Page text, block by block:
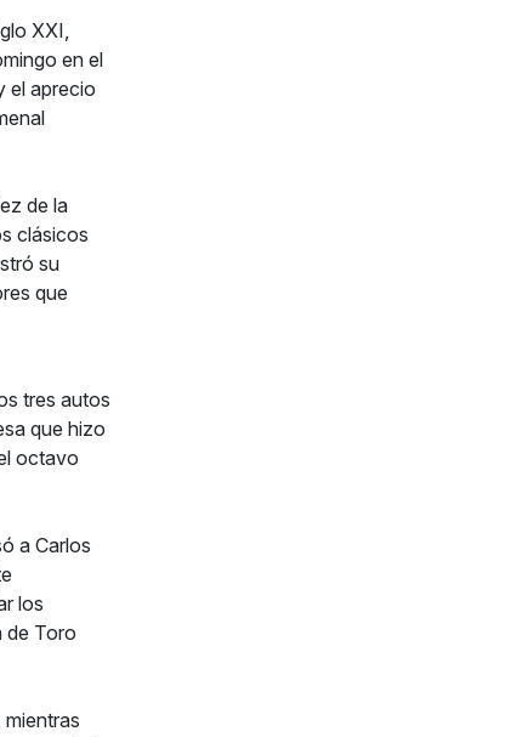
XXI,
en el
el aprecio
de la
clásicos
su
que
tres autos
que hizo
octavo
a Carlos
los
de Toro
mientras